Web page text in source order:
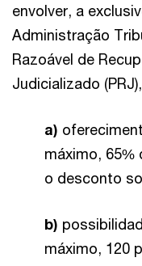
envolver, a
Administração
Razoável de
Judicializado
a)
máximo, 65%
o desconto
b)
máximo, 120